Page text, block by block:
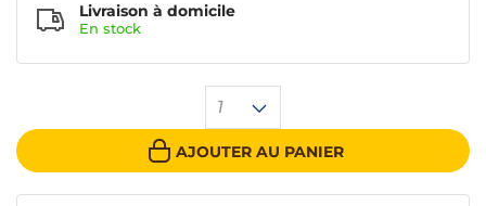
1
AJOUTER AU PANIER
Livraison à domicile
En stock